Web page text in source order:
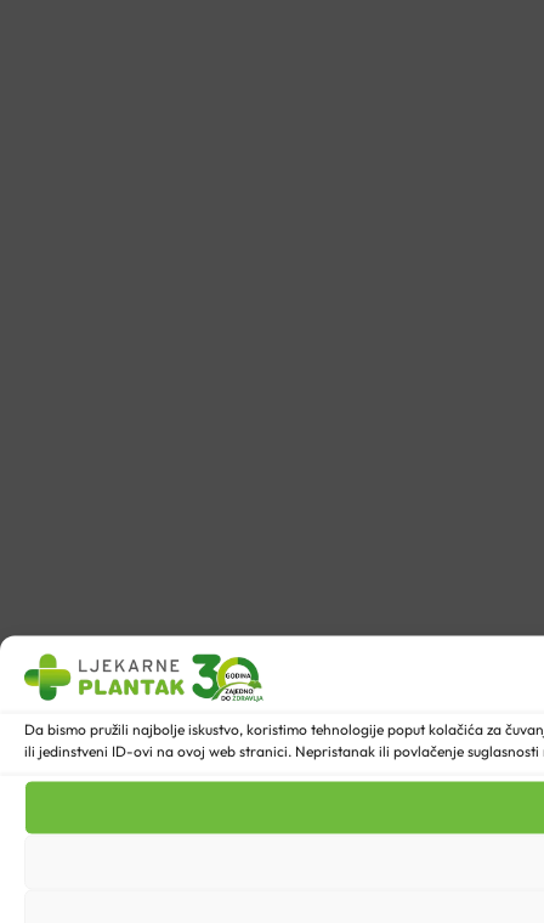
Da bismo pružili najbolje iskustvo, koristimo tehnologije poput kolačića za
ili jedinstveni ID-ovi na ovoj web stranici. Nepristanak ili povlačenje